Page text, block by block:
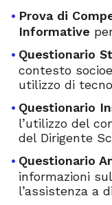
Prova di
Informative
Questionario
contesto
utilizzo di
Questionario
l’utilizzo del
del Dirigente
Questionario
informazioni
l’assistenza a